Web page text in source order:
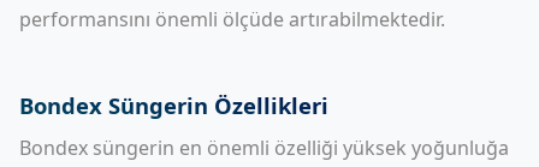
performansını önemli ölçüde artırabilmektedir.
Bondex Süngerin Özellikleri
Bondex süngerin en önemli özelliği yüksek yoğunluğa